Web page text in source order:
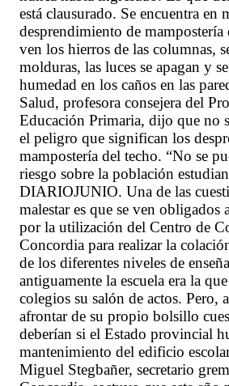
está clausurado. Se encuentra en
desprendimiento de mampostería
ven los hierros de las columnas,
molduras, las luces se apagan y
humedad en los caños en las
Salud, profesora consejera del
Educación Primaria, dijo que no
el peligro que significan los
mampostería del techo. “No se
riesgo sobre la población
DIARIOJUNIO. Una de las
malestar es que se ven obligados
por la utilización del Centro de
Concordia para realizar la
de los diferentes niveles de
antiguamente la escuela era la
colegios su salón de actos. Pero,
afrontar de su propio bolsillo
deberían si el Estado provincial
mantenimiento del edificio
Miguel Stegbañer, secretario